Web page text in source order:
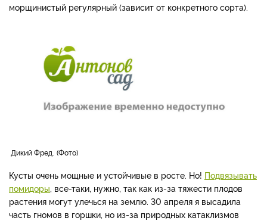
морщинистый регулярный (зависит от конкретного сорта).
Дикий Фред. Фото
Кусты очень мощные и устойчивые в росте. Но! Подвязывать
помидоры, все-таки, нужно, так как из-за тяжести плодов
растения могут улечься на землю. 30 апреля я высадила
часть гномов в горшки, но из-за природных катаклизмов